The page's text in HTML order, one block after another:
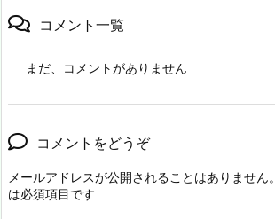
コメント一覧
まだ、コメントがありません
コメントをどうぞ
メールアドレスが公開されることはありません。
は必須項目です